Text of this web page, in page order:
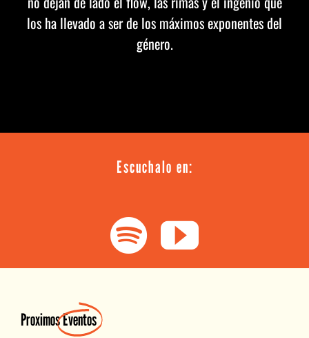
los ha llevado a ser de los máximos exponentes del
género.
Escuchalo en:
ProximosEventos